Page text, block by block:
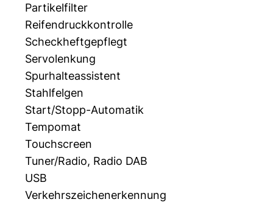
Partikelfilter
Reifendruckkontrolle
Scheckheftgepflegt
Servolenkung
Spurhalteassistent
Stahlfelgen
Start/Stopp-Automatik
Tempomat
Touchscreen
Tuner/Radio, Radio DAB
USB
Verkehrszeichenerkennung